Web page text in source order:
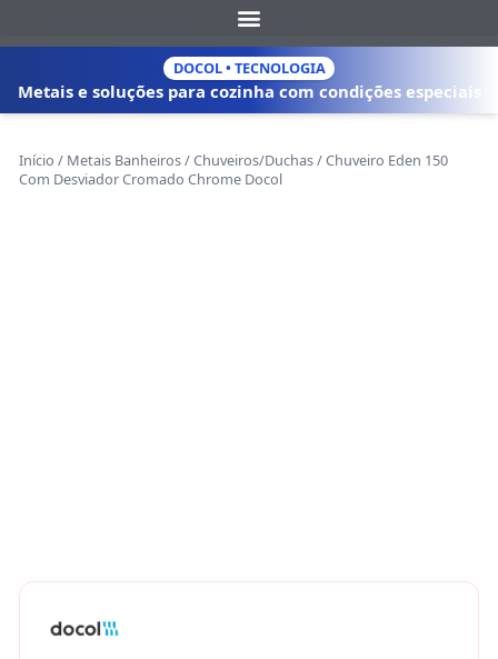
DOCOL • TECNOLOGIA
Metais e soluções para cozinha com condições especiais
Início / Metais Banheiros/Chuveiros/Duchas/ Chuveiro Eden 150
Com Desviador Cromado Chrome Docol